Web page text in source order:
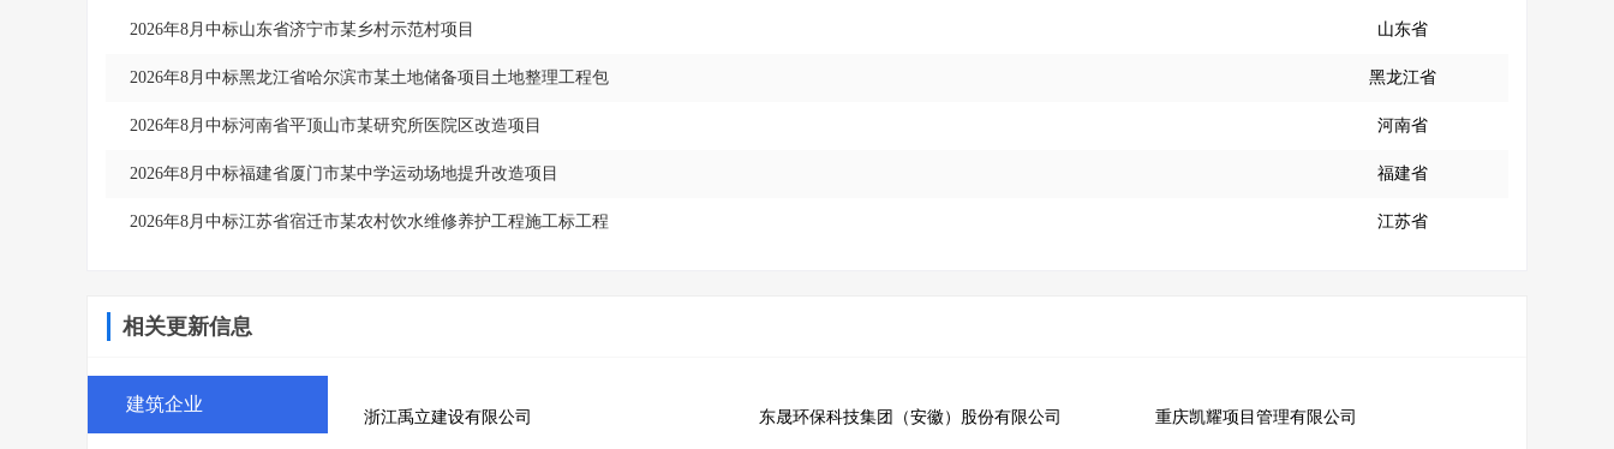
2026年8月中标山东省济宁市某乡村示范村项目 山东省
2026年8月中标黑龙江省哈尔滨市某土地储备项目土地整理工程包 黑龙江省
2026年8月中标河南省平顶山市某研究所医院区改造项目 河南省
2026年8月中标福建省厦门市某中学运动场地提升改造项目 福建省
2026年8月中标江苏省宿迁市某农村饮水维修养护工程施工标工程 江苏省
相关更新信息
建筑企业
浙江禹立建设有限公司 东晟环保科技集团（安徽）股份有限公司 重庆凯耀项目管理有限公司